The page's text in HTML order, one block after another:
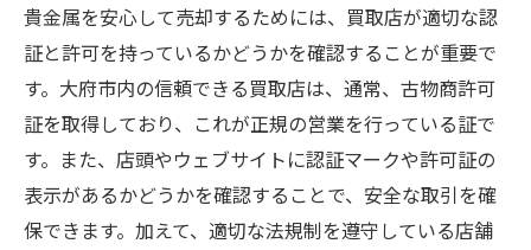
貴金属を安心して売却するためには、買取店が適切な認
証と許可を持っているかどうかを確認することが重要で
す。大府市内の信頼できる買取店は、通常、古物商許可
証を取得しており、これが正規の営業を行っている証で
す。また、店頭やウェブサイトに認証マークや許可証の
表示があるかどうかを確認することで、安全な取引を確
保できます。加えて、適切な法規制を遵守している店舗